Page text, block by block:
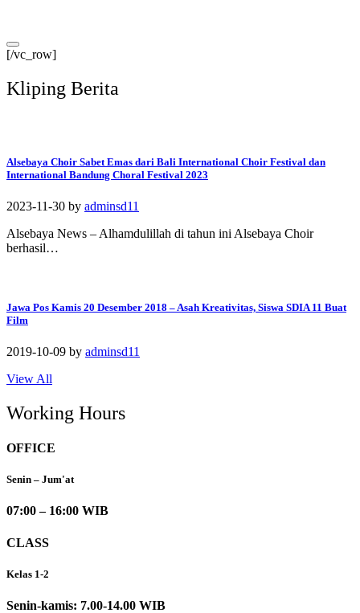
[/vc_row]
Kliping Berita
Alsebaya Choir Sabet Emas dari Bali International Choir Festival dan
International Bandung Choral Festival 2023
2023-11-30 by adminsd11
Alsebaya News – Alhamdulillah di tahun ini Alsebaya Choir
berhasil…
Jawa Pos Kamis 20 Desember 2018 – Asah Kreativitas, Siswa SDIA 11 Buat
Film
2019-10-09 by adminsd11
View All
Working Hours
OFFICE
Senin – Jum'at
07:00 – 16:00 WIB
CLASS
Kelas 1-2
Senin-kamis: 7.00-14.00 WIB